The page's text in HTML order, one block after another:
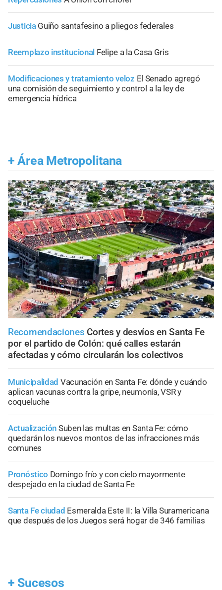
Justicia Guiño santafesino a pliegos federales
Reemplazo institucional Felipe a la Casa Gris
Modificaciones y tratamiento veloz El Senado agregó
una comisión de seguimiento y control a la ley de
emergencia hídrica
+ Área Metropolitana
Recomendaciones Cortes y desvíos en Santa Fe
por el partido de Colón: qué calles estarán
afectadas y cómo circularán los colectivos
Municipalidad Vacunación en Santa Fe: dónde y cuándo
aplican vacunas contra la gripe, neumonía, VSR y
coqueluche
Actualización Suben las multas en Santa Fe: cómo
quedarán los nuevos montos de las infracciones más
comunes
Pronóstico Domingo frío y con cielo mayormente
despejado en la ciudad de Santa Fe
Santa Fe ciudad Esmeralda Este II: la Villa Suramericana
que después de los Juegos será hogar de 346 familias
+ Sucesos